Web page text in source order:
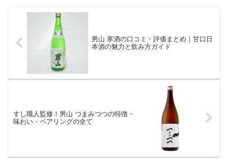
男山 寒酒の口コミ・評価まとめ｜甘口日
本酒の魅力と飲み方ガイド
すし職人監修！男山 つまみつつの特徴・
味わい・ペアリングの全て